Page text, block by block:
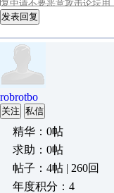
发表回复
robrotbo
关注 私信
精华：0帖
求助：0帖
帖子：4帖 | 260回
年度积分：4